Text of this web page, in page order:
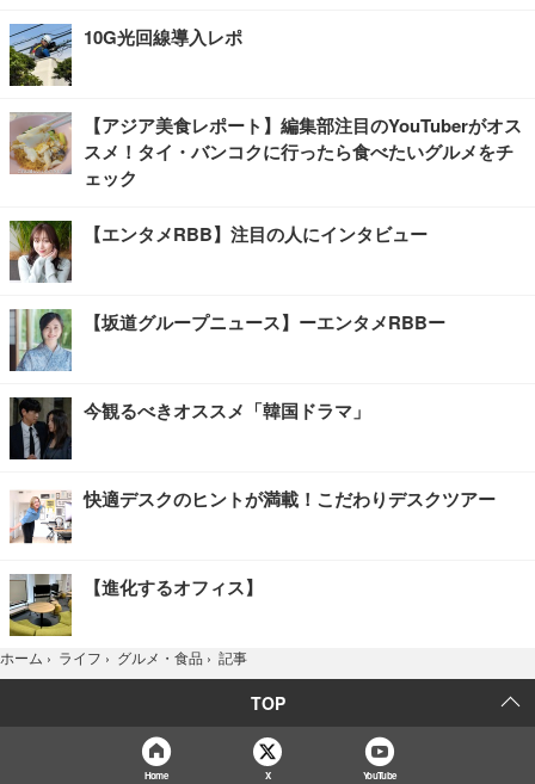
10G光回線導入レポ
【アジア美食レポート】編集部注目のYouTuberがオス
スメ！タイ・バンコクに行ったら食べたいグルメをチ
ェック
【エンタメRBB】注目の人にインタビュー
【坂道グループニュース】ーエンタメRBBー
今観るべきオススメ「韓国ドラマ」
快適デスクのヒントが満載！こだわりデスクツアー
【進化するオフィス】
ホーム › ライフ › グルメ・食品 › 記事
TOP
Home X YouTube